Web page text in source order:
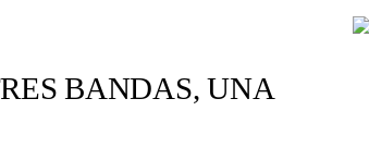
BANDAS, UNA